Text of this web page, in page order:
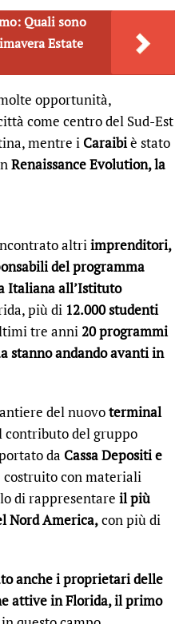
Quali sono
Estate
opportunità,
come centro del Sud-Est
mentre i Caraibiè stato
Renaissance Evolution, la
altriimprenditori,
del programma
Italiana all’Istituto
più di 12.000 studenti
tre anni20 programmi
stanno andando avanti in
del nuovoterminal
contributo del gruppo
da Cassa Depositi e
costruito con materiali
di rappresentare il più
Nord America,con più di
anche i proprietari delle
attive in Florida, il primo